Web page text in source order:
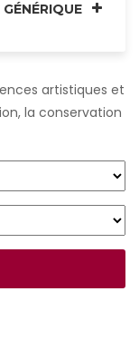
artistiques et
la conservation